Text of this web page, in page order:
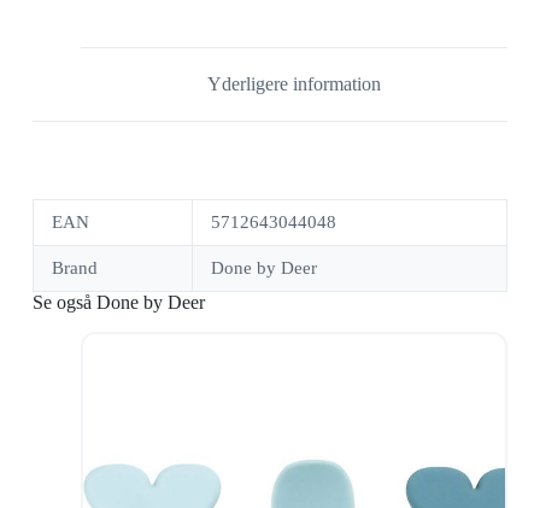
Yderligere information
EAN 5712643044048
Brand Done by Deer
Se også Done by Deer